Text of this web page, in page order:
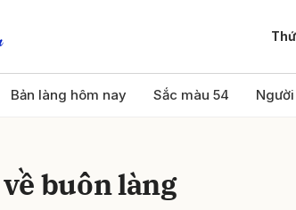
Bản làng hôm nay Sắc màu 54
buôn làng
bình luận